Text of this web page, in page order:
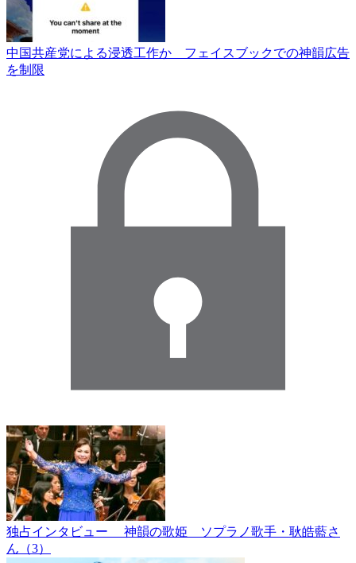
中国共産党による浸透工作か フェイスブックでの神韻広告
を制限
独占インタビュー 神韻の歌姫 ソプラノ歌手・耿皓藍さ
ん（3）